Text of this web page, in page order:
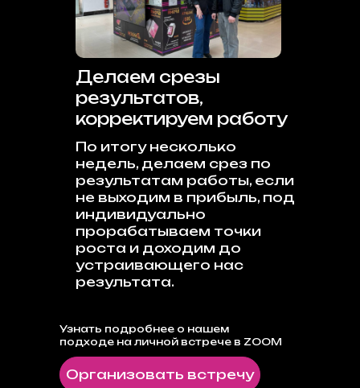
Узнать подробнее о нашем
подходе на личной встрече в ZOOM
По итогу несколько
недель, делаем срез по
результатам работы, если
не выходим в прибыль, под
индивидуально
прорабатываем точки
роста и доходим до
устраивающего нас
результата.
Делаем срезы
результатов,
корректируем работу
Организовать встречу